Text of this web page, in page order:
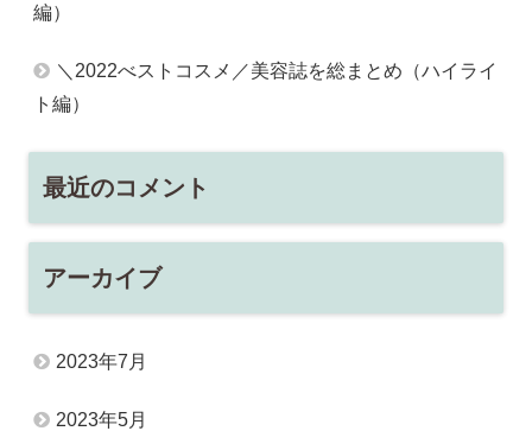
編）
＼2022べストコスメ／美容誌を総まとめ（ハイライ
ト編）
最近のコメント
アーカイブ
2023年7月
2023年5月